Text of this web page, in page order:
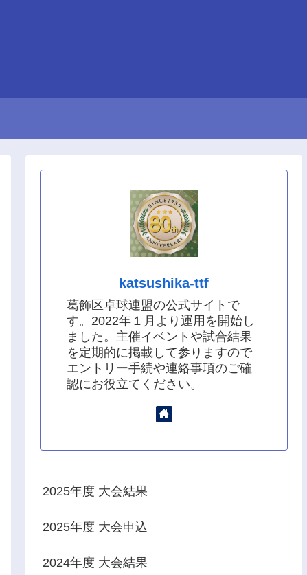
katsushika-ttf
葛飾区卓球連盟の公式サイトで
す。2022年１月より運用を開始し
ました。主催イベントや試合結果
を定期的に掲載して参りますので
エントリー手続や連絡事項のご確
認にお役立てください。
2025年度 大会結果
2025年度 大会申込
2024年度 大会結果